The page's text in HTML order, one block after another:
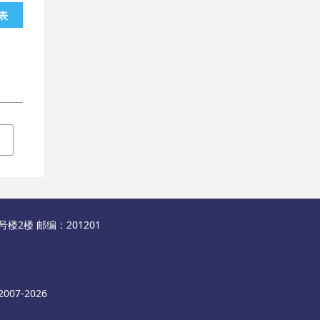
楼2楼 邮编：201201
2026